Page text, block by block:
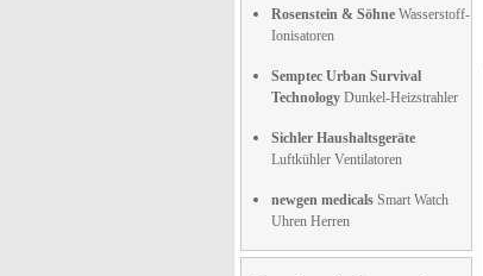
Rosenstein & Söhne Wasserstoff-
Ionisatoren
Semptec Urban Survival
Technology Dunkel-Heizstrahler
Sichler Haushaltsgeräte
Luftkühler Ventilatoren
newgen medicals Smart Watch
Uhren Herren